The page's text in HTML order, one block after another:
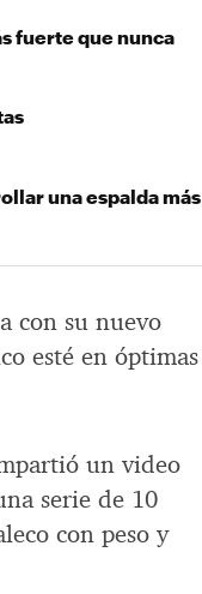
con su nuevo
esté en óptimas
un video
serie de 10
con peso y
fuerte que nunca
una espalda más